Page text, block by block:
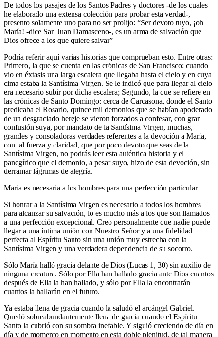
De todos los pasajes de los Santos Padres y doctores -de los cuales
he elaborado una extensa colección para probar esta verdad-,
presento solamente uno para no ser prolijo: “Ser devoto tuyo, ¡oh
María! -dice San Juan Damasceno-, es un arma de salvación que
Dios ofrece a los que quiere salvar”
Podría referir aquí varias historias que comprueban esto. Entre otras:
Primero, la que se cuenta en las crónicas de San Francisco: cuando
vio en éxtasis una larga escalera que llegaba hasta el cielo y en cuya
cima estaba la Santísima Virgen. Se le indicó que para llegar al cielo
era necesario subir por dicha escalera; Segundo, la que se refiere en
las crónicas de Santo Domingo: cerca de Carcasona, donde el Santo
predicaba el Rosario, quince mil demonios que se habían apoderado
de un desgraciado hereje se vieron forzados a confesar, con gran
confusión suya, por mandato de la Santísima Virgen, muchas,
grandes y consoladoras verdades referentes a la devoción a María,
con tal fuerza y claridad, que por poco devoto que seas de la
Santísima Virgen, no podrás leer esta auténtica historia y el
panegírico que el demonio, a pesar suyo, hizo de esta devoción, sin
derramar lágrimas de alegría.
María es necesaria a los hombres para una perfección particular.
Si honrar a la Santísima Virgen es necesario a todos los hombres
para alcanzar su salvación, lo es mucho más a los que son llamados
a una perfección excepcional. Creo personalmente que nadie puede
llegar a una íntima unión con Nuestro Señor y a una fidelidad
perfecta al Espíritu Santo sin una unión muy estrecha con la
Santísima Virgen y una verdadera dependencia de su socorro.
Sólo María halló gracia delante de Dios (Lucas 1, 30) sin auxilio de
ninguna creatura. Sólo por Ella han hallado gracia ante Dios cuantos
después de Ella la han hallado, y sólo por Ella la encontrarán
cuantos la hallarán en el futuro.
Ya estaba llena de gracia cuando la saludó el arcángel Gabriel.
Quedó sobreabundantemente llena de gracia cuando el Espíritu
Santo la cubrió con su sombra inefable. Y siguió creciendo de día en
día y de momento en momento en esta doble plenitud, de tal manera